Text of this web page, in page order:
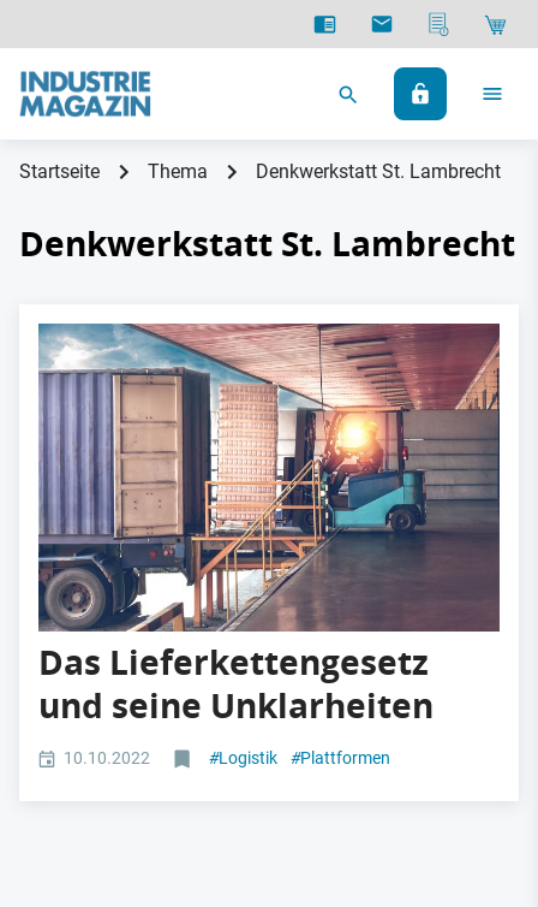
Startseite Thema Denkwerkstatt St. Lambrecht
Denkwerkstatt St. Lambrecht
Das Lieferkettengesetz
und seine Unklarheiten
10.10.2022 #Logistik #Plattformen